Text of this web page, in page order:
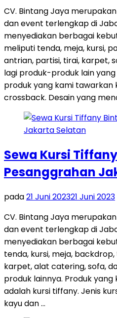
CV. Bintang Jaya
dan event terlengkap di
menyediakan berbagai
meliputi tenda, meja, kursi,
antrian, partisi, tirai, karpet,
lagi produk-produk lain
produk yang kami tawarkan
crossback. Desain yang
Sewa Kursi
Pesanggrahan
pada21 Juni 202321 Juni 2023
CV. Bintang Jaya
dan event terlengkap di
menyediakan berbagai
tenda, kursi, meja,
karpet, alat catering, sofa,
produk lainnya. Produk
adalah kursi tiffany. Jenis
kayu dan …